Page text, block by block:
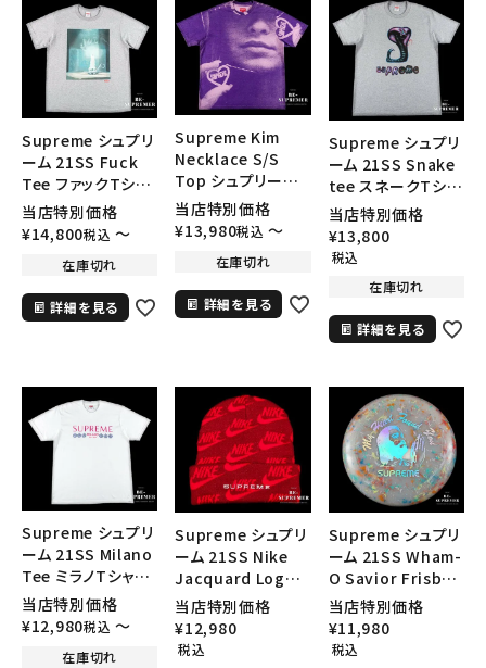
キーワードから探す
search
人気ワード 2026SS 2025AW 2025SS
Tシャツ・ロングスリーブ
キャップ・ハット
パーカー・クルーネック
ショルダー・ウエストバッグ
ボックスロゴ ブラックスウェット
カテゴリーから探す
Supreme シュプリ
ーム 21SS Fuck
Tee ファックTシャ
ツ ヘザーグレー
当店特別価格
¥14,800税込 〜
在庫切れ
詳細を見る
Supreme Kim
Necklace S/S
Top シュプリーム
キムネックレスショ
ートスリーブトップ
Tシャツ パープル
当店特別価格
¥13,980税込 〜
在庫切れ
詳細を見る
Supreme シュプリ
ーム 21SS Snake
tee スネークTシャ
ツ ヘザーグレー
当店特別価格
¥13,800
税込
在庫切れ
詳細を見る
Supreme シュプリ
ーム 21SS Milano
Tee ミラノTシャツ
ホワイト
当店特別価格
¥12,980税込 〜
在庫切れ
Supreme シュプリ
ーム 21SS Nike
Jacquard Logos
Beanie ナイキジャ
ガードロゴビーニー
ニット帽 レッド
当店特別価格
¥12,980
税込
Supreme シュプリ
ーム 21SS Wham-
O Savior Frisbee
ワムオー セイビア
ーフリスビー マル
チカラー
当店特別価格
¥11,980
税込